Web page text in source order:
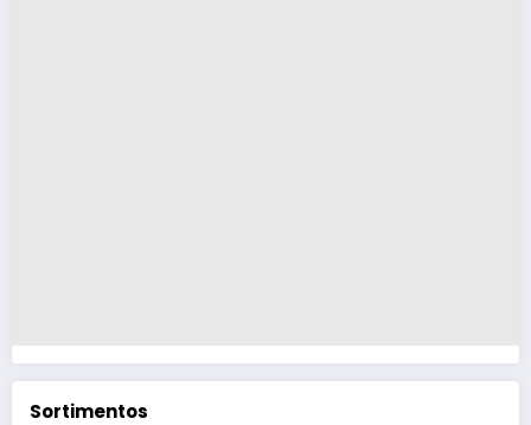
Sortimentos